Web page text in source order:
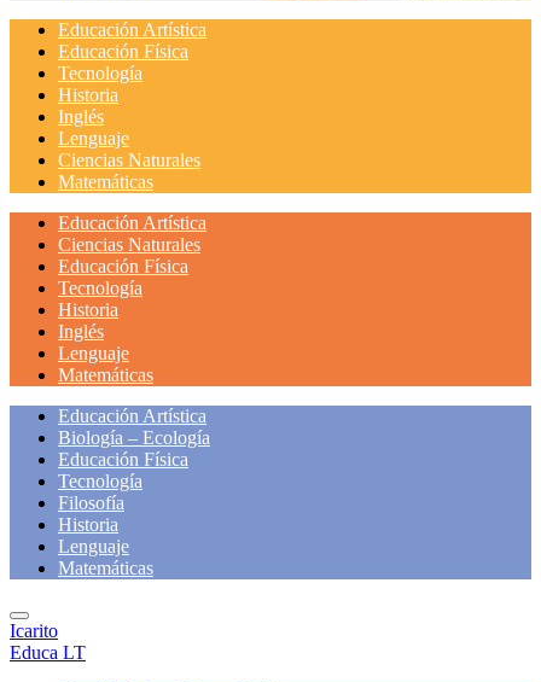
Educación Artística
Educación Física
Tecnología
Historia
Inglés
Lenguaje
Ciencias Naturales
Matemáticas
Educación Artística
Ciencias Naturales
Educación Física
Tecnología
Historia
Inglés
Lenguaje
Matemáticas
Educación Artística
Biología – Ecología
Educación Física
Tecnología
Filosofía
Historia
Lenguaje
Matemáticas
Icarito
Educa LT